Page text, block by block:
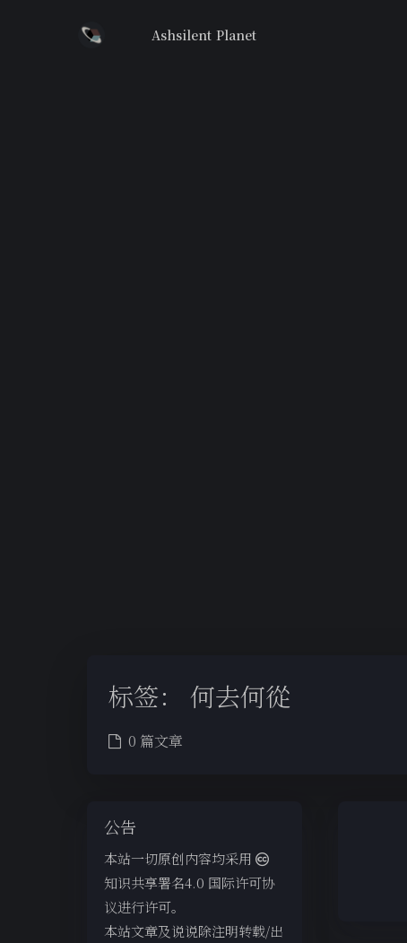
Ashsilent Planet
标签： 何去何從
0 篇文章
公告
本站一切原创内容均采用
知识共享署名4.0 国际许可协
议进行许可。
本站文章及说说除注明转载/出